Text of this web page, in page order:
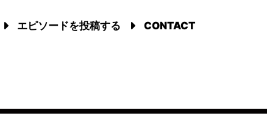
エピソードを投稿する CONTACT